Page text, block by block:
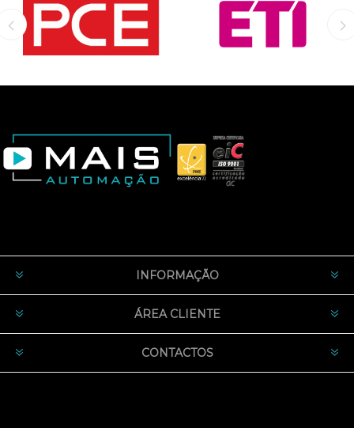
INFORMAÇÃO
ÁREA CLIENTE
CONTACTOS